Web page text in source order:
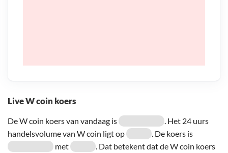
Live W coin koers
De W coin koers van vandaag is
. Het 24 uurs
handelsvolume van W coin ligt op
. De koers is
met
. Dat betekent dat de W coin koers